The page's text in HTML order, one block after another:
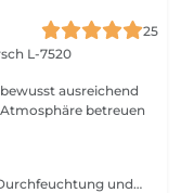
25
L-7520
ausreichend
betreuen
Innovative Behandlung zur intensiven Durchfeuchtung und Hauterneuerung. Kombination aus Peeling, Ultraschall, Wirkstoffeinschleusung und abschließender Versiegelung für maximale Hautgesundheit.